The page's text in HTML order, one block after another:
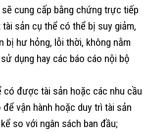
cung cấp bằng chứng trực tiếp
sản cụ thể có thể bị suy giảm,
bị hư hỏng, lỗi thời, không nằm
dụng hay các báo cáo nội bộ
có được tài sản hoặc các nhu cầu
vận hành hoặc duy trì tài sản
so với ngân sách ban đầu;